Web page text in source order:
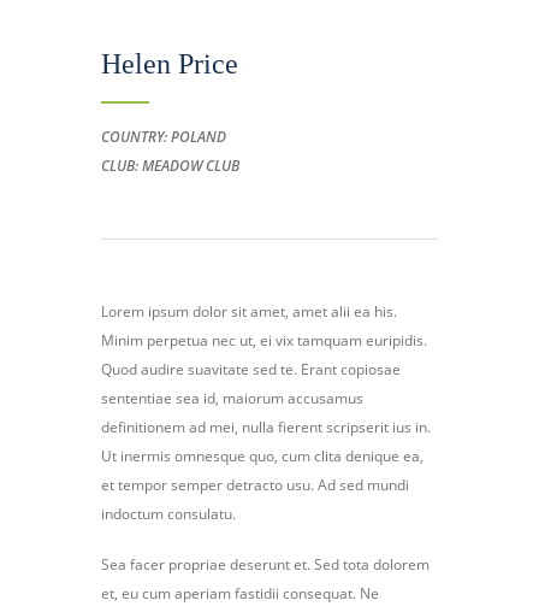
Helen Price
COUNTRY: POLAND
CLUB: MEADOW CLUB
Lorem ipsum dolor sit amet, amet alii ea his.
Minim perpetua nec ut, ei vix tamquam euripidis.
Quod audire suavitate sed te. Erant copiosae
sententiae sea id, maiorum accusamus
definitionem ad mei, nulla fierent scripserit ius in.
Ut inermis omnesque quo, cum clita denique ea,
et tempor semper detracto usu. Ad sed mundi
indoctum consulatu.
Sea facer propriae deserunt et. Sed tota dolorem
et, eu cum aperiam fastidii consequat. Ne